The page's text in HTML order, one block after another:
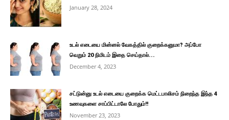
January 28, 2024
உடல் எடையை மின்னல் வேகத்தில் குறைக்கனுமா? அப்போ
வெறும் 20 நிமிடம் இதை செய்தால்...
December 4, 2023
சட்டுன்னு உடல் எடையை குறைக்க மெட்டபாலிசம் நிறைந்த இந்த 4
உணவுகளை சாப்பிட்டாலே போதும்!!
November 23, 2023